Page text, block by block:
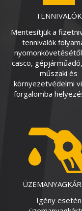
TENNIVALÓK
Mentesítjük a
tennivalók
casco,
műszaki és
környezetvédelmi
forgalomba
Igény esetén